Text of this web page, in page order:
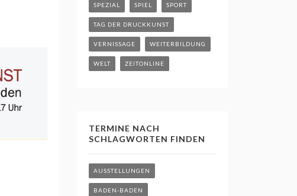
SPEZIAL SPIEL SPORT
TAG DER DRUCKKUNST
VERNISSAGE WEITERBILDUNG
WELT ZEITONLINE
TERMINE NACH
SCHLAGWORTEN FINDEN
AUSSTELLUNGEN
BADEN-BADEN